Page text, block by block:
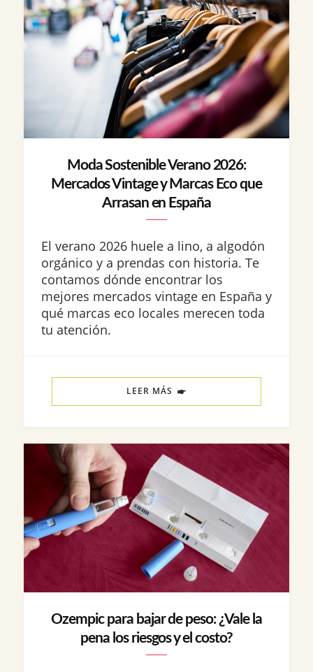
Moda Sostenible Verano 2026:
Mercados Vintage y Marcas Eco que
Arrasan en España
El verano 2026 huele a lino, a algodón
orgánico y a prendas con historia. Te
contamos dónde encontrar los
mejores mercados vintage en España y
qué marcas eco locales merecen toda
tu atención.
LEER MÁS
Ozempic para bajar de peso: ¿Vale la
pena los riesgos y el costo?